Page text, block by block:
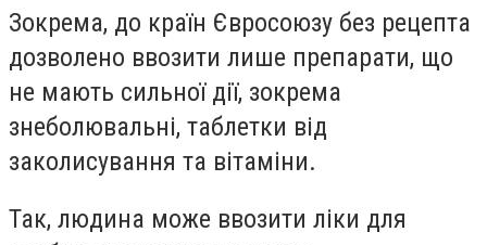
Зокрема, до країн Євросоюзу без рецепта
дозволено ввозити лише препарати, що
не мають сильної дії, зокрема
знеболювальні, таблетки від
заколисування та вітаміни.
Так, людина може ввозити ліки для